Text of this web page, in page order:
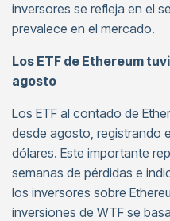
inversores se refleja en el
prevalece en el mercado.
Los ETF de Ethereum
agosto
Los ETF al contado de
desde agosto, registrando
dólares. Este importante
semanas de pérdidas e
los inversores sobre
inversiones de WTF se